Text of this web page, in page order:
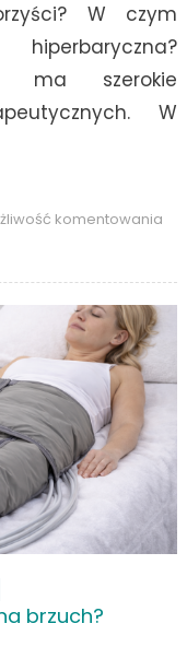
W czym
ma szerokie
W
komentowania
brzuch?